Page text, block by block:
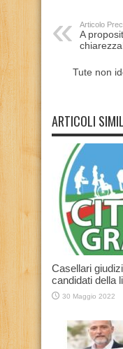
Articolo
A
Tute non
ARTICOLI
Casellari
candidati della
30 Maggio 2022